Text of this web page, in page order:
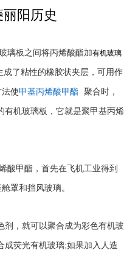
阳历史
璃板之间将丙烯酸酯加有机玻璃
成了粘性的橡胶状夹层，可用作
使甲基丙烯酸甲酯 聚合时，
有机玻璃板，它就是聚甲基丙烯
酸甲酯，首先在飞机工业得到
罩和挡风玻璃。
剂，就可以聚合成为彩色有机玻
成荧光有机玻璃;如果加入人造